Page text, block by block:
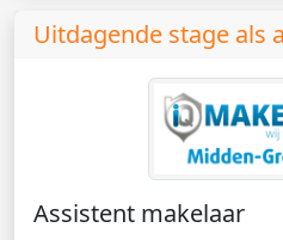
Uitdagende stage als
Assistent makelaar